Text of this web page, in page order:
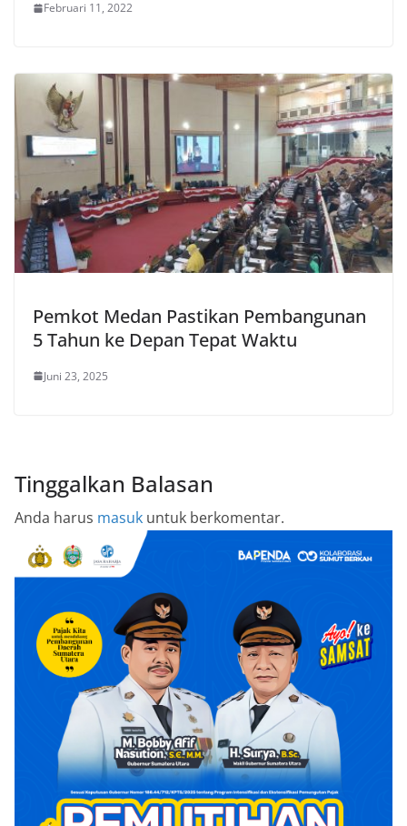
Februari 11, 2022
Pemkot Medan Pastikan Pembangunan
5 Tahun ke Depan Tepat Waktu
Juni 23, 2025
Tinggalkan Balasan
Anda harus masuk untuk berkomentar.